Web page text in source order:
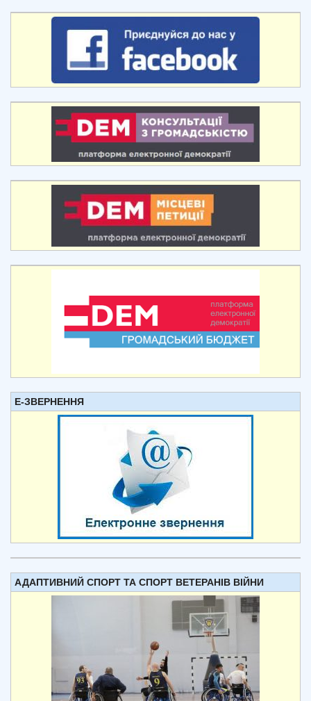
Е-ЗВЕРНЕННЯ
АДАПТИВНИЙ СПОРТ ТА СПОРТ ВЕТЕРАНІВ ВІЙНИ